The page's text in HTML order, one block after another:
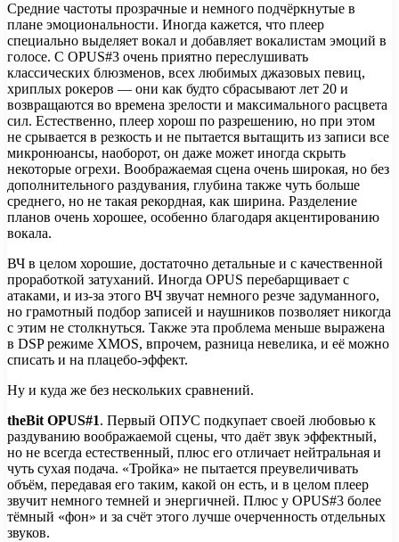
Средние частоты прозрачные и немного подчёркнутые в
плане эмоциональности. Иногда кажется, что плеер
специально выделяет вокал и добавляет вокалистам эмоций в
голосе. С OPUS#3 очень приятно переслушивать
классических блюзменов, всех любимых джазовых певиц,
хриплых рокеров — они как будто сбрасывают лет 20 и
возвращаются во времена зрелости и максимального расцвета
сил. Естественно, плеер хорош по разрешению, но при этом
не срывается в резкость и не пытается вытащить из записи все
микронюансы, наоборот, он даже может иногда скрыть
некоторые огрехи. Воображаемая сцена очень широкая, но без
дополнительного раздувания, глубина также чуть больше
среднего, но не такая рекордная, как ширина. Разделение
планов очень хорошее, особенно благодаря акцентированию
вокала.
ВЧ в целом хорошие, достаточно детальные и с качественной
проработкой затуханий. Иногда OPUS перебарщивает с
атаками, и из-за этого ВЧ звучат немного резче задуманного,
но грамотный подбор записей и наушников позволяет никогда
с этим не столкнуться. Также эта проблема меньше выражена
в DSP режиме XMOS, впрочем, разница невелика, и её можно
списать и на плацебо-эффект.
Ну и куда же без нескольких сравнений.
theBit OPUS#1. Первый ОПУС подкупает своей любовью к
раздуванию воображаемой сцены, что даёт звук эффектный,
но не всегда естественный, плюс его отличает нейтральная и
чуть сухая подача. «Тройка» не пытается преувеличивать
объём, передавая его таким, какой он есть, и в целом плеер
звучит немного темней и энергичней. Плюс у OPUS#3 более
тёмный «фон» и за счёт этого лучше очерченность отдельных
звуков.